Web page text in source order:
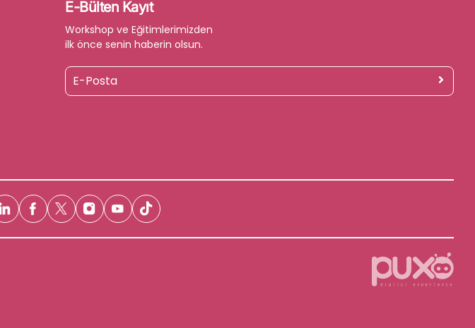
E-Bülten Kayıt
Workshop ve Eğitimlerimizden
ilk önce senin haberin olsun.